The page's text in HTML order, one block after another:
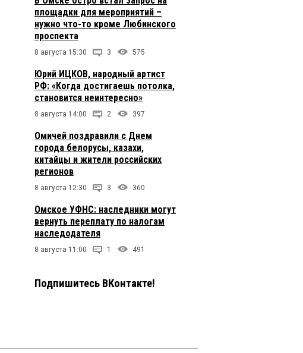
площадки для мероприятий –
нужно что-то кроме Любинского
проспекта
8 августа 15:30 3 575
Юрий ИЦКОВ, народный артист
РФ: «Когда достигаешь потолка,
становится неинтересно»
8 августа 14:00 2 397
Омичей поздравили с Днем
города белорусы, казахи,
китайцы и жители российских
регионов
8 августа 12:30 3 360
Омское УФНС: наследники могут
вернуть переплату по налогам
наследодателя
8 августа 11:00 1 491
Подпишитесь ВКонтакте!